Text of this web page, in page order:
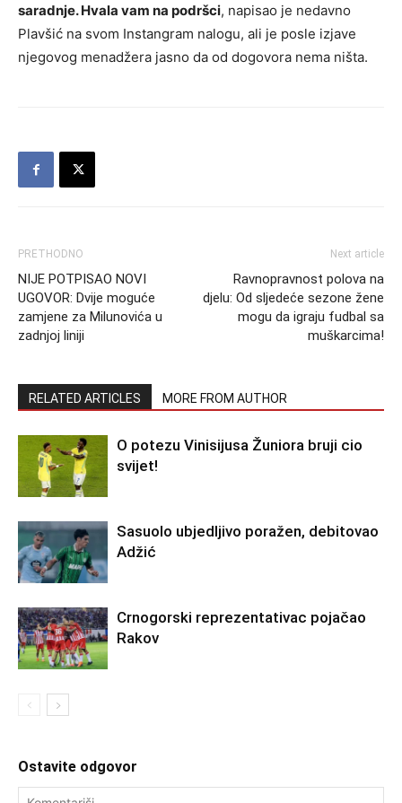
saradnje. Hvala vam na podršci, napisao je nedavno
Plavšić na svom Instangram nalogu, ali je posle izjave
njegovog menadžera jasno da od dogovora nema ništa.
PRETHODNO
NIJE POTPISAO NOVI
UGOVOR: Dvije moguće
zamjene za Milunovića u
zadnjoj liniji
Next article
Ravnopravnost polova na
djelu: Od sljedeće sezone žene
mogu da igraju fudbal sa
muškarcima!
RELATED ARTICLES MORE FROM AUTHOR
O potezu Vinisijusa Žuniora bruji cio
svijet!
Sasuolo ubjedljivo poražen, debitovao
Adžić
Crnogorski reprezentativac pojačao
Rakov
Ostavite odgovor